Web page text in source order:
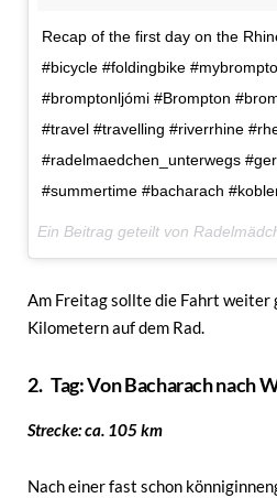
Recap of the first day on the
#bicycle #foldingbike
#bromptonljómi #Brompton
#travel #travelling #riverrhine
#radelmaedchen_unterwegs
#summertime #bacharach
Am Freitag sollte die Fahrt weiter
Kilometern auf dem Rad.
2. Tag: Von Bacharach nach
Strecke: ca. 105 km
Nach einer fast schon